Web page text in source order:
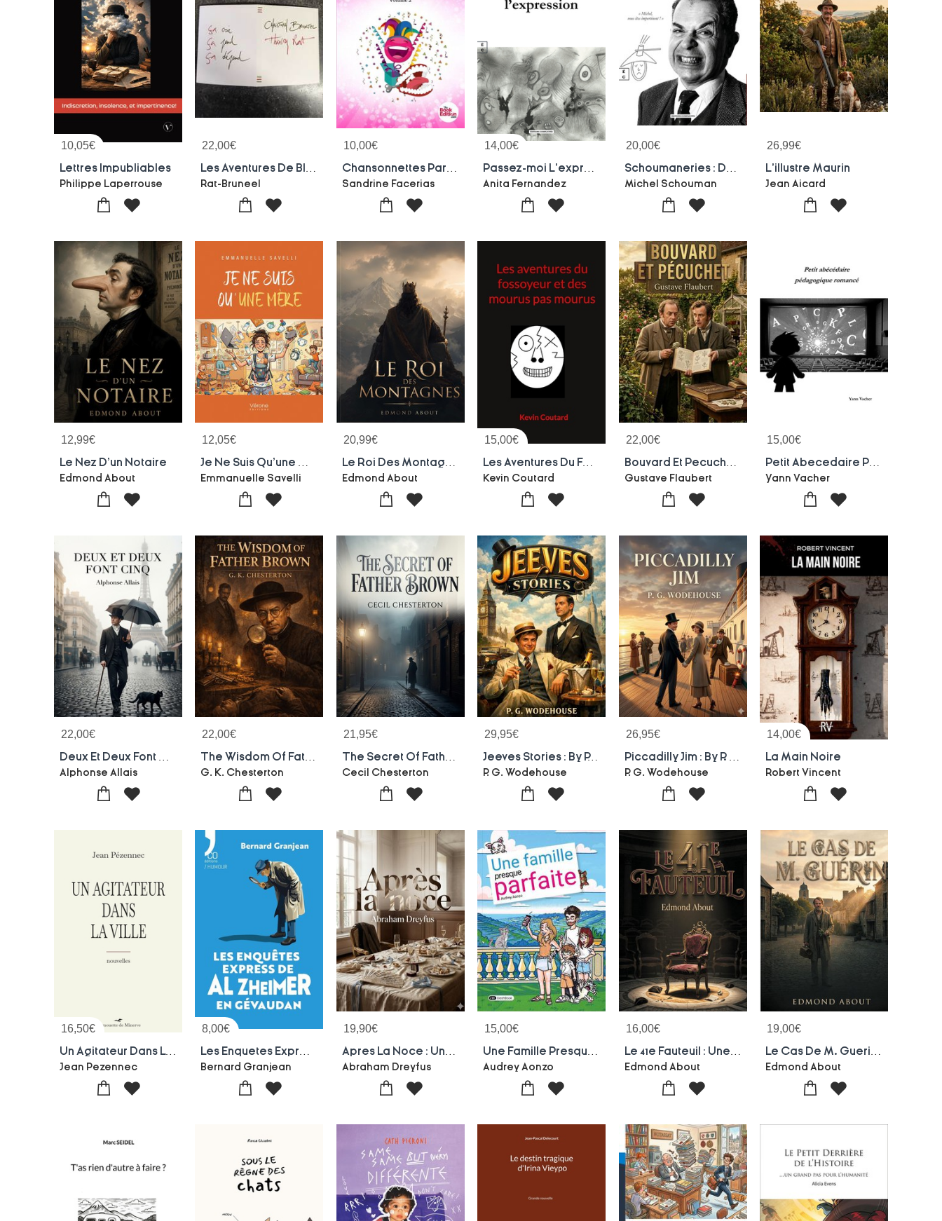
10,05€
Lettres Impubliables
Philippe Laperrouse
22,00€
Rat-Bruneel
10,00€
Sandrine Facerias
14,00€
Anita Fernandez
20,00€
Michel Schouman
26,99€
L'illustre Maurin
Jean Aicard
12,99€
Le Nez D'un Notaire
Edmond About
12,05€
Emmanuelle Savelli
20,99€
Edmond About
15,00€
Les Aventures Du Fossoyeur Et Des Mourus Pas Mourus
Kevin Coutard
22,00€
Gustave Flaubert
15,00€
Yann Vacher
22,00€
Alphonse Allais
22,00€
G. K. Chesterton
21,95€
Cecil Chesterton
29,95€
Jeeves Stories : By P. G. Wodehouse
P. G. Wodehouse
26,95€
P. G. Wodehouse
14,00€
La Main Noire
Robert Vincent
16,50€
Un Agitateur Dans La Ville
Jean Pezennec
8,00€
Bernard Granjean
19,90€
Abraham Dreyfus
15,00€
Audrey Aonzo
16,00€
Edmond About
19,00€
Edmond About